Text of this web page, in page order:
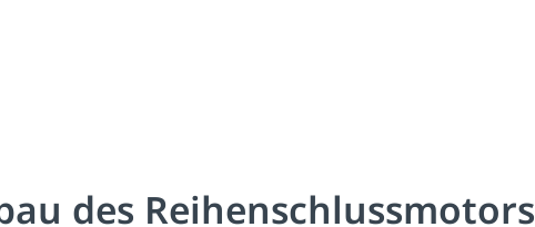
des Reihenschlussmotors